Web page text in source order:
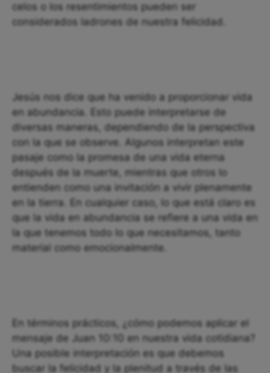
celos o los resentimientos pueden ser
considerados ladrones de nuestra felicidad.
Jesús nos dice que ha venido a proporcionar vida
en abundancia. Esto puede interpretarse de
diversas maneras, dependiendo de la perspectiva
con la que se observe. Algunos interpretan este
pasaje como la promesa de una vida eterna
después de la muerte, mientras que otros lo
entienden como una invitación a vivir plenamente
en la tierra. En cualquier caso, lo que está claro es
que la vida en abundancia se refiere a una vida en
la que tenemos todo lo que necesitamos, tanto
material como emocionalmente.
En términos prácticos, ¿cómo podemos aplicar el
mensaje de Juan 10:10 en nuestra vida cotidiana?
Una posible interpretación es que debemos
buscar la felicidad y la plenitud a través de las